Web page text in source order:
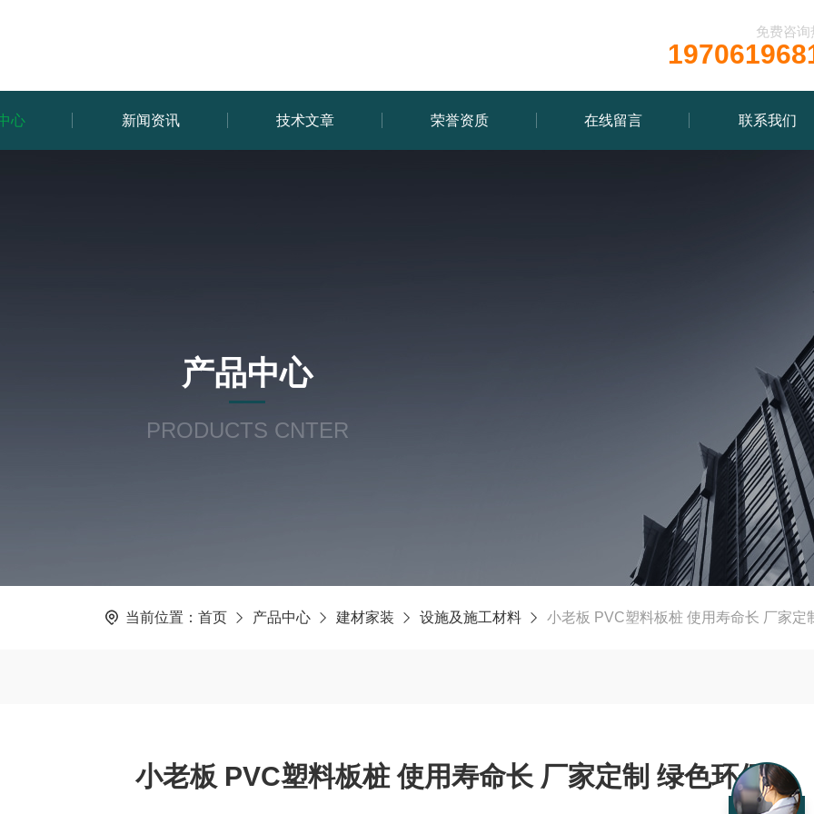
免费咨询
心 新闻资讯 技术文章 荣誉资质 在线留言 联系我们
产品中心
PRODUCTS CNTER
当前位置： 首页 产品中心 建材家装 设施及施工材料 小老板 PVC塑料板桩 使用寿命长 厂家定
小老板 PVC塑料板桩 使用寿命长 厂家定制 绿色环保